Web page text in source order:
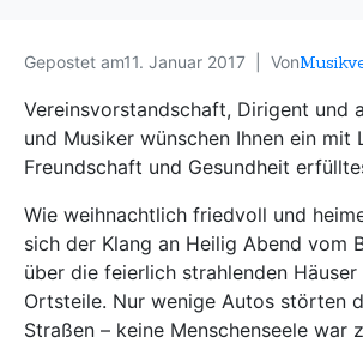
Gepostet am11. Januar 2017 Von
Vereinsvorstandschaft, Dirigent und
und Musiker wünschen Ihnen ein mit
Freundschaft und Gesundheit
Wie weihnachtlich friedvoll und
sich der Klang an Heilig Abend vom
über die feierlich strahlenden Häuser
Ortsteile. Nur wenige Autos störten
Straßen – keine Menschenseele war